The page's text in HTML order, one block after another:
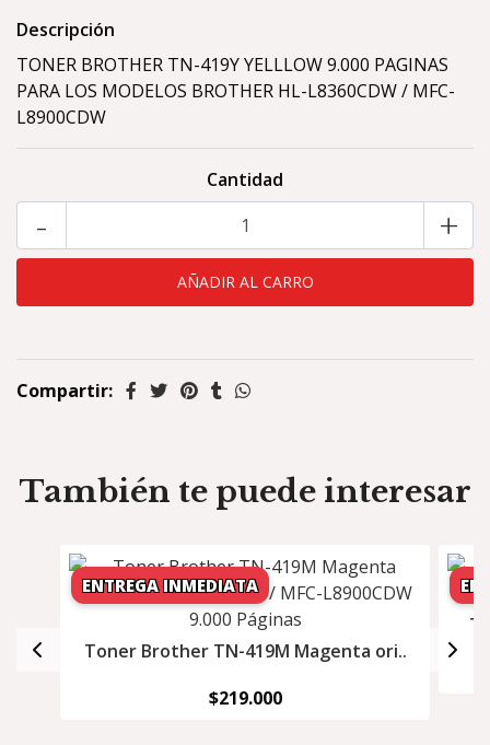
Descripción
TONER BROTHER TN-419Y YELLLOW 9.000 PAGINAS
PARA LOS MODELOS BROTHER HL-L8360CDW / MFC-
L8900CDW
Cantidad
- +
Compartir:
También te puede interesar
Toner Brother TN-419M Magenta ori..
$219.000